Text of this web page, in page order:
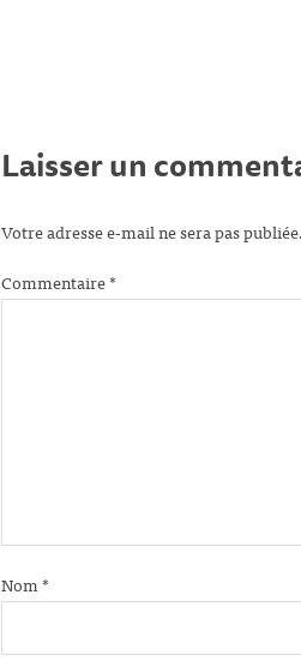
Laisser un
Votre adresse e-mail ne sera pas publiée.
Commentaire*
Nom*